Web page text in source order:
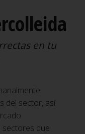
en tu
del sector, así
sectores que